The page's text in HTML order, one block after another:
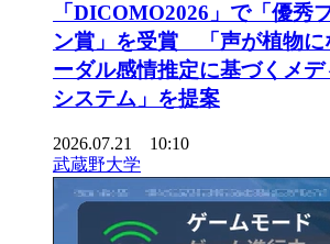
「DICOMO2026」で「優秀
ン賞」を受賞 「声が植物
ーダル感情推定に基づくメ
システム」を提案
2026.07.21 10:10
武蔵野大学